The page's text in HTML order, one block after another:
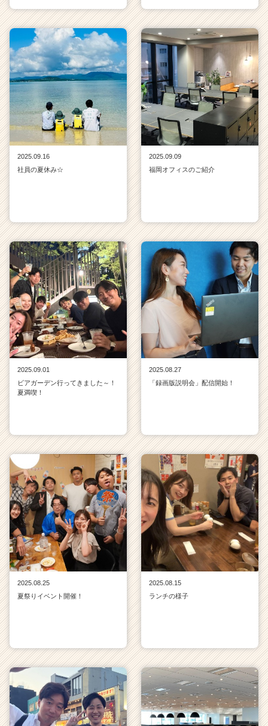
2025.09.16
社員の夏休み☆
2025.09.09
福岡オフィスのご紹介
2025.09.01
ビアガーデン行ってきました～！
夏満喫！
2025.08.27
「録画版説明会」配信開始！
2025.08.25
夏祭りイベント開催！
2025.08.15
ランチの様子